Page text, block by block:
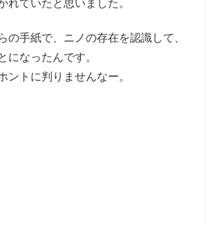
れていたと思いました。
の手紙で、ニノの存在を認識して、
になったんです。
ントに判りませんなー。